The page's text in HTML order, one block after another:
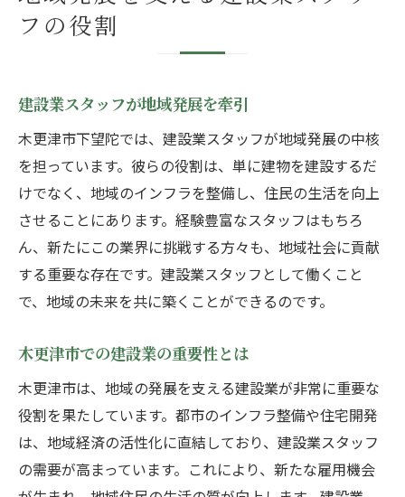
フの役割
建設業スタッフが地域発展を牽引
木更津市下望陀では、建設業スタッフが地域発展の中核
を担っています。彼らの役割は、単に建物を建設するだ
けでなく、地域のインフラを整備し、住民の生活を向上
させることにあります。経験豊富なスタッフはもちろ
ん、新たにこの業界に挑戦する方々も、地域社会に貢献
する重要な存在です。建設業スタッフとして働くこと
で、地域の未来を共に築くことができるのです。
木更津市での建設業の重要性とは
木更津市は、地域の発展を支える建設業が非常に重要な
役割を果たしています。都市のインフラ整備や住宅開発
は、地域経済の活性化に直結しており、建設業スタッフ
の需要が高まっています。これにより、新たな雇用機会